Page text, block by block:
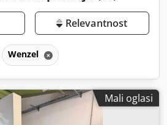
Relevantnost
Wenzel
Mali oglasi